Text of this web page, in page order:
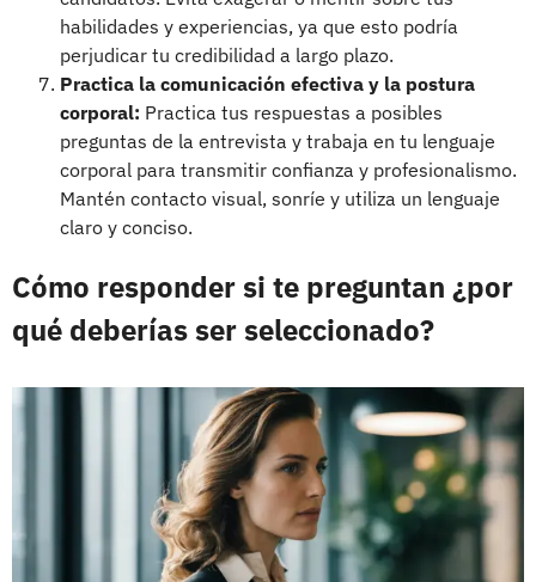
habilidades y experiencias, ya que esto podría
perjudicar tu credibilidad a largo plazo.
Practica la comunicación efectiva y la postura
corporal: Practica tus respuestas a posibles
preguntas de la entrevista y trabaja en tu lenguaje
corporal para transmitir confianza y profesionalismo.
Mantén contacto visual, sonríe y utiliza un lenguaje
claro y conciso.
Cómo responder si te preguntan ¿por
qué deberías ser seleccionado?